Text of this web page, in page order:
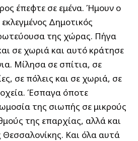
έπεφτε σε εμένα. Ήμουν ο
Δημοτικός
της χώρας. Πήγα
σε χωριά και αυτό κράτησε
Μίλησα σε σπίτια, σε
σε πόλεις και σε χωριά, σε
Έσπαγα όποτε
της σιωπής σε μικρούς
της επαρχίας, αλλά και
Θεσσαλονίκης. Και όλα αυτά